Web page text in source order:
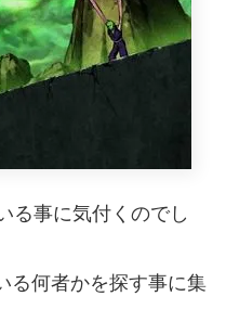
る事に気付くのでし
る何者かを探す事に集